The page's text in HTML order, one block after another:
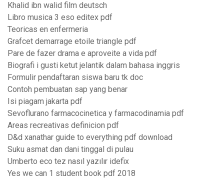
Khalid ibn walid film deutsch
Libro musica 3 eso editex pdf
Teoricas en enfermeria
Grafcet demarrage etoile triangle pdf
Pare de fazer drama e aproveite a vida pdf
Biografi i gusti ketut jelantik dalam bahasa inggris
Formulir pendaftaran siswa baru tk doc
Contoh pembuatan sap yang benar
Isi piagam jakarta pdf
Sevoflurano farmacocinetica y farmacodinamia pdf
Areas recreativas definicion pdf
D&d xanathar guide to everything pdf download
Suku asmat dan dani tinggal di pulau
Umberto eco tez nasıl yazılır idefix
Yes we can 1 student book pdf 2018